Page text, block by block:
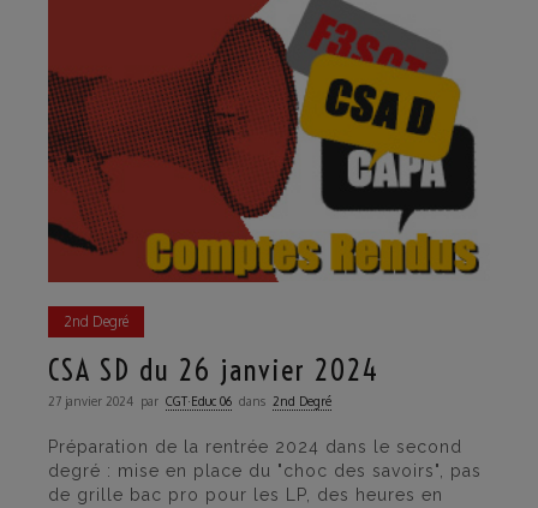
2nd Degré
CSA SD du 26 janvier 2024
27 janvier 2024 par CGT·Educ 06 dans 2nd Degré
Préparation de la rentrée 2024 dans le second
degré : mise en place du "choc des savoirs", pas
de grille bac pro pour les LP, des heures en